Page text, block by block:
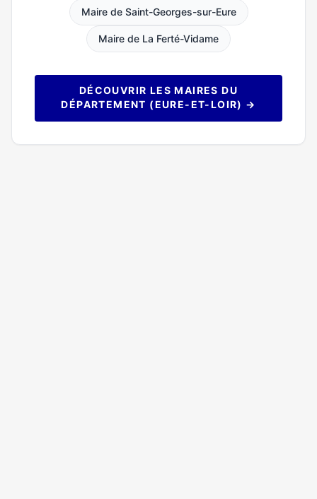
Maire de Saint-Georges-sur-Eure
Maire de La Ferté-Vidame
DÉCOUVRIR LES MAIRES DU
DÉPARTEMENT (EURE-ET-LOIR) →